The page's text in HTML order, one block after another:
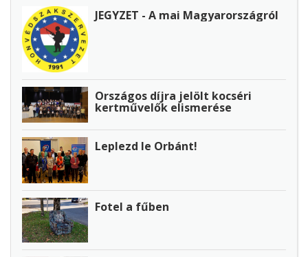
JEGYZET - A mai Magyarországról
Országos díjra jelölt kocséri
kertművelők elismerése
Leplezd le Orbánt!
Fotel a fűben